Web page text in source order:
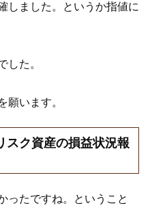
しました。というか指値に
した。
願います。
スク資産の損益状況報
ったですね。ということ